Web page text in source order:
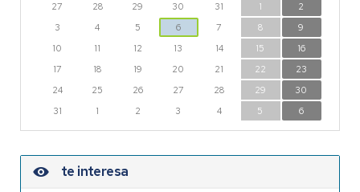
27
28 29 30 31 1
2
3
4 5 6 7 8
9
10
11 12 13 14 15
16
17
18 19 20 21 22
23
24
25 26 27 28 29
30
31
1 2 3 4 5 6
te interesa